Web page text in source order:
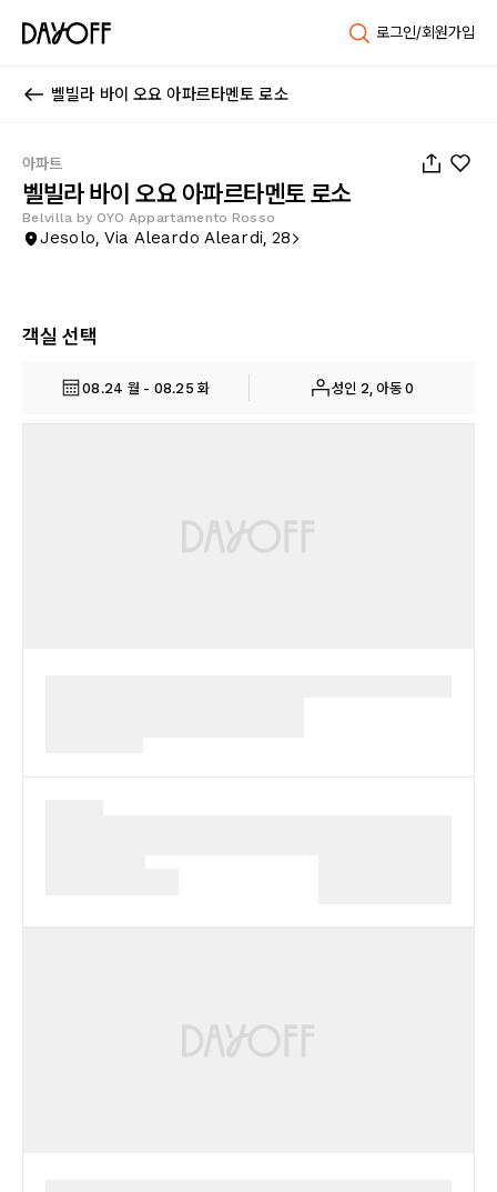
로그인/회원가입
벨빌라 바이 오요 아파르타멘토 로소
아파트
벨빌라 바이 오요 아파르타멘토 로소
Belvilla by OYO Appartamento Rosso
Jesolo, Via Aleardo Aleardi, 28
객실 선택
08.24 월 - 08.25 화 성인 2, 아동 0